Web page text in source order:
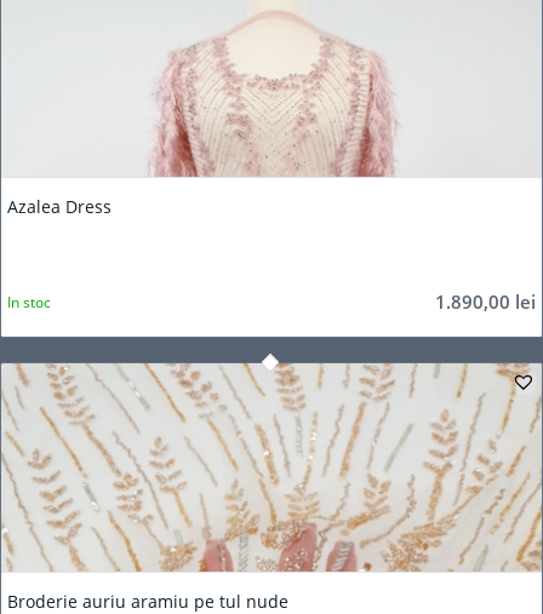
Azalea Dress
1.890,00 lei
In stoc
Broderie auriu aramiu pe tul nude